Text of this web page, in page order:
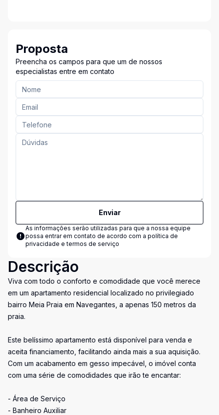
Proposta
Preencha os campos para que um de nossos
especialistas entre em contato
Enviar
As informações serão utilizadas para que a nossa equipe
possa entrar em contato de acordo com a política de
privacidade e termos de serviço
Descrição
Viva com todo o conforto e comodidade que você merece
em um apartamento residencial localizado no privilegiado
bairro Meia Praia em Navegantes, a apenas 150 metros da
praia.
Este belíssimo apartamento está disponível para venda e
aceita financiamento, facilitando ainda mais a sua aquisição.
Com um acabamento em gesso impecável, o imóvel conta
com uma série de comodidades que irão te encantar:
- Área de Serviço
- Banheiro Auxiliar